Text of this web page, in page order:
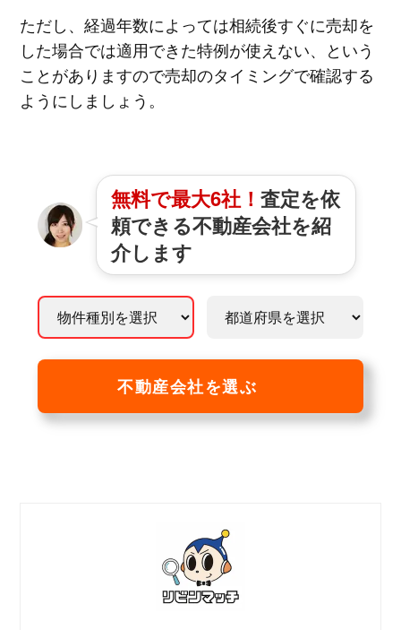
ただし、経過年数によっては相続後すぐに売却を
した場合では適用できた特例が使えない、という
ことがありますので売却のタイミングで確認する
ようにしましょう。
無料で最大6社！ 査定を依
頼できる不動産会社を紹
介します
不動産会社を選ぶ